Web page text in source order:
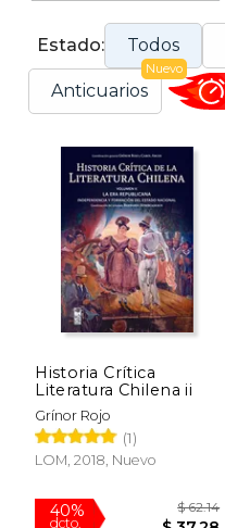
Estado: Todos
Anticuarios
Nuevo
Historia Crítica
Literatura Chilena ii
Grínor Rojo
(1)
LOM, 2018, Nuevo